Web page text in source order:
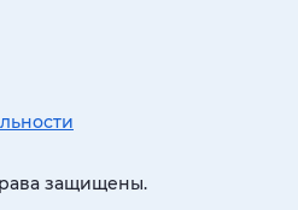
защищены.